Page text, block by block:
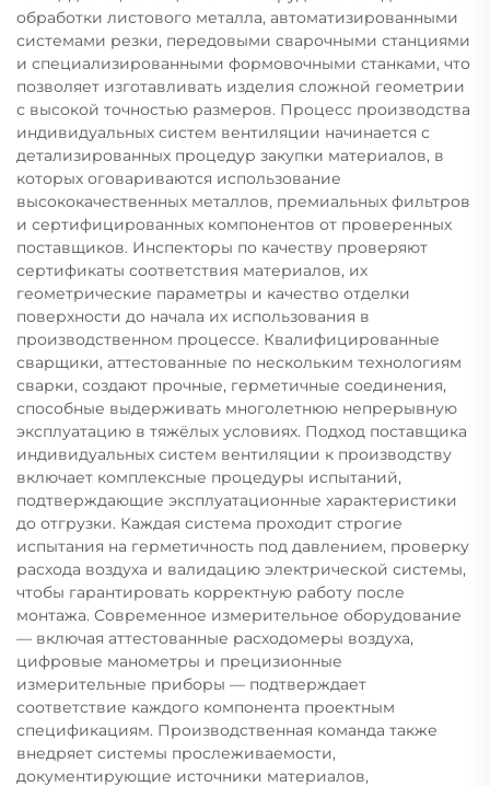
обработки листового металла, автоматизированными
системами резки, передовыми сварочными станциями
и специализированными формовочными станками, что
позволяет изготавливать изделия сложной геометрии
с высокой точностью размеров. Процесс производства
индивидуальных систем вентиляции начинается с
детализированных процедур закупки материалов, в
которых оговариваются использование
высококачественных металлов, премиальных фильтров
и сертифицированных компонентов от проверенных
поставщиков. Инспекторы по качеству проверяют
сертификаты соответствия материалов, их
геометрические параметры и качество отделки
поверхности до начала их использования в
производственном процессе. Квалифицированные
сварщики, аттестованные по нескольким технологиям
сварки, создают прочные, герметичные соединения,
способные выдерживать многолетнюю непрерывную
эксплуатацию в тяжёлых условиях. Подход поставщика
индивидуальных систем вентиляции к производству
включает комплексные процедуры испытаний,
подтверждающие эксплуатационные характеристики
до отгрузки. Каждая система проходит строгие
испытания на герметичность под давлением, проверку
расхода воздуха и валидацию электрической системы,
чтобы гарантировать корректную работу после
монтажа. Современное измерительное оборудование
— включая аттестованные расходомеры воздуха,
цифровые манометры и прецизионные
измерительные приборы — подтверждает
соответствие каждого компонента проектным
спецификациям. Производственная команда также
внедряет системы прослеживаемости,
документирующие источники материалов,